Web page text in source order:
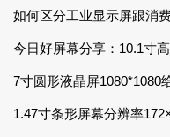
如何区分工业显示屏跟消
今日好屏幕分享：10.1寸
7寸圆形液晶屏1080*1080
1.47寸条形屏幕分辨率